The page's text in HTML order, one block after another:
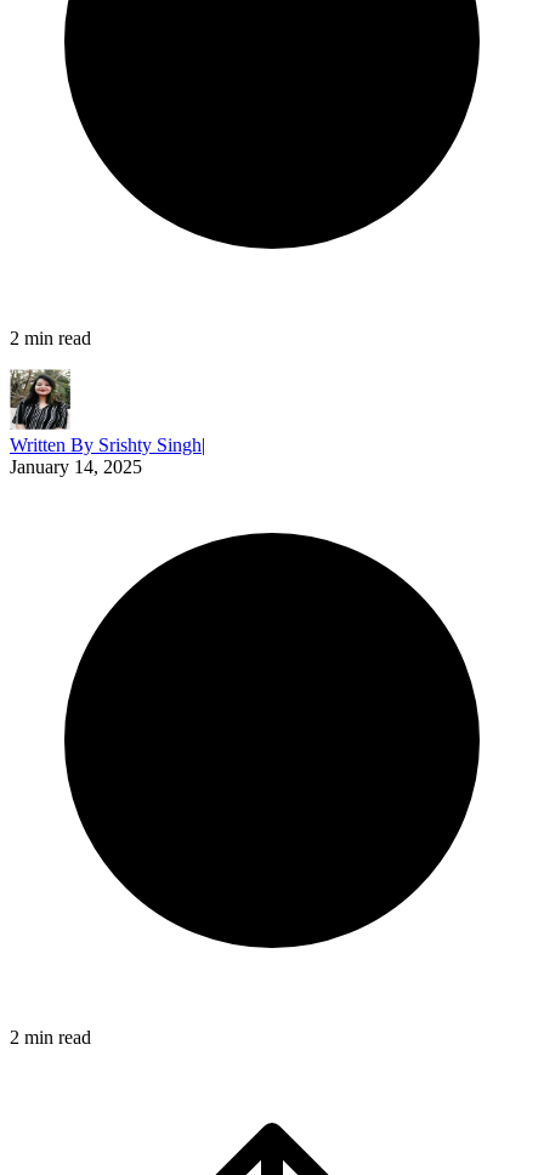
2 min read
Written By Srishty Singh|
January 14, 2025
2 min read